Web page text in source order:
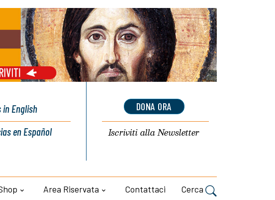
in English
en Español
DONA ORA
Iscriviti allaNewsletter
Area Riservata Contattaci Cerca